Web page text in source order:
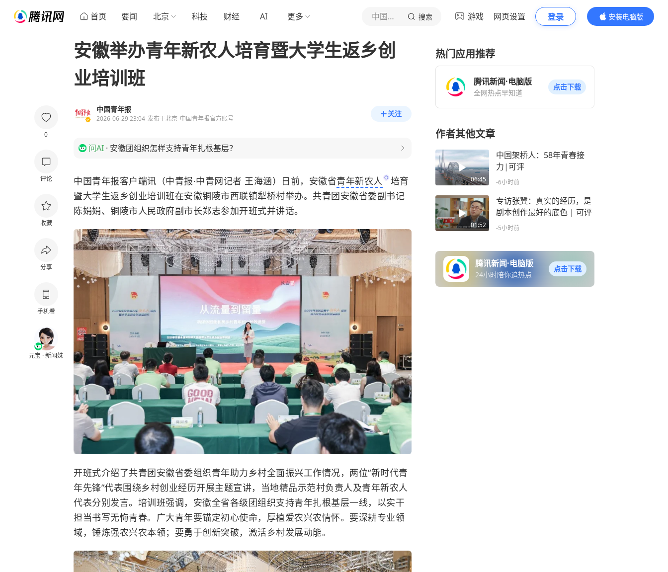
首页 要闻 北京 科技 财经 AI 更多 中国青年报 搜索 游戏 网页设置 登录
安装电脑版
内容更精彩
0
评论
收藏
分享
手机看
元宝 · 新闻妹
安徽举办青年新农人培育暨大学生返乡创
业培训班
中国青年报
2026-06-29 23:04 发布于北京 中国青年报官方账号
关注
问AI · 安徽团组织怎样支持青年扎根基层？
中国青年报客户端讯（中青报·中青网记者 王海涵）日前，安徽省青年新农人
培育
暨大学生返乡创业培训班在安徽铜陵市西联镇犁桥村举办。共青团安徽省委副书记
陈娟娟、铜陵市人民政府副市长郑志参加开班式并讲话。
开班式介绍了共青团安徽省委组织青年助力乡村全面振兴工作情况，两位“新时代青
年先锋”代表围绕乡村创业经历开展主题宣讲，当地精品示范村负责人及青年新农人
代表分别发言。培训班强调，安徽全省各级团组织支持青年扎根基层一线，以实干
担当书写无悔青春。广大青年要锚定初心使命，厚植爱农兴农情怀。要深耕专业领
域，锤炼强农兴农本领；要勇于创新突破，激活乡村发展动能。
热门应用推荐
腾讯新闻·电脑版
全网热点早知道
点击下载
作者其他文章
06:45
中国架桥人：58年青春接
力|可评
-6小时前
01:52
专访张冀：真实的经历，是
剧本创作最好的底色 | 可评
-5小时前
腾讯新闻·电脑版
24小时陪你追热点
点击下载